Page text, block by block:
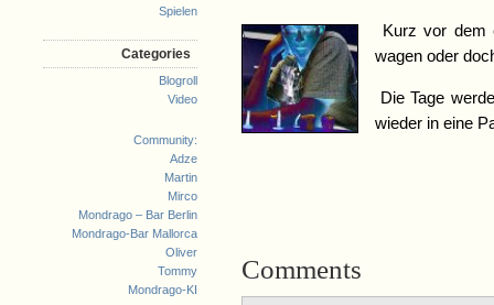
Spielen
Categories
Blogroll
Video
Community:
Adze
Martin
Mirco
Mondrago – Bar Berlin
Mondrago-Bar Mallorca
Oliver
Tommy
Mondrago-KI
Kurz vor dem
wagen oder
Die Tage
wieder in eine
Comments